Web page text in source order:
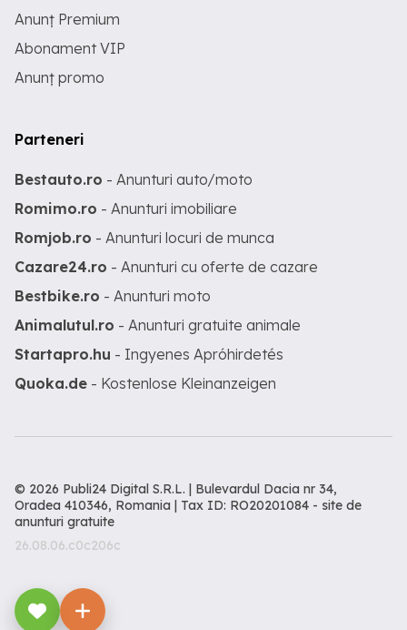
Anunț Premium
Abonament VIP
Anunț promo
Parteneri
Bestauto.ro - Anunturi auto/moto
Romimo.ro - Anunturi imobiliare
Romjob.ro - Anunturi locuri de munca
Cazare24.ro - Anunturi cu oferte de cazare
Bestbike.ro - Anunturi moto
Animalutul.ro - Anunturi gratuite animale
Startapro.hu - Ingyenes Apróhirdetés
Quoka.de - Kostenlose Kleinanzeigen
© 2026 Publi24 Digital S.R.L. | Bulevardul Dacia nr 34,
Oradea 410346, Romania | Tax ID: RO20201084 - site de
anunturi gratuite
26.08.06.c0c206c